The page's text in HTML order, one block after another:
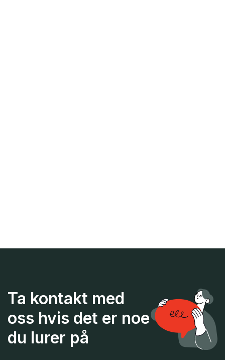
Ta kontakt med
oss hvis det er noe
du lurer på